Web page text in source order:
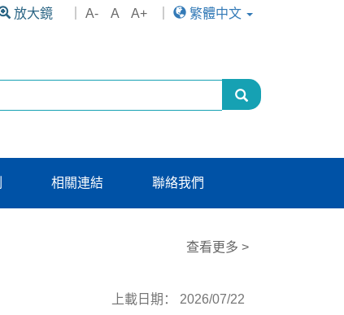
放大鏡 A- A A+ 繁體中文
相關連結 聯絡我們
查看更多 >
上載日期： 2026/07/22